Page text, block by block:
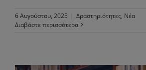
6 Αυγούστου, 2025 | Δραστηριότητες, Νέα
Διαβάστε περισσότερα